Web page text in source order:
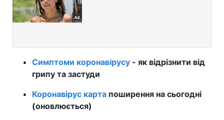
Симптоми коронавірусу - як відрізнити від
грипу та застуди
Коронавірус карта поширення на сьогодні
(оновлюється)